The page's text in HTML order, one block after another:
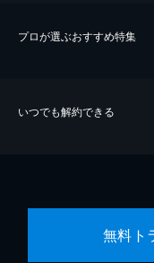
プロが選ぶおすすめ特集
いつでも解約できる
無料ト